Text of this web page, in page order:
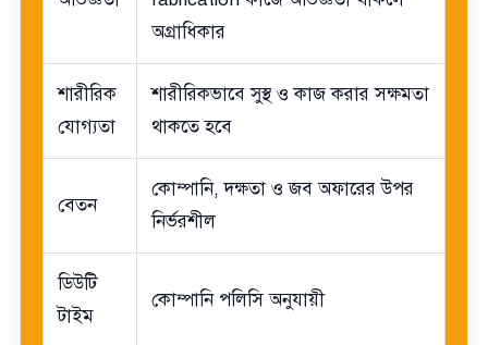
অগ্রাধিকার
শারীরিক
যোগ্যতা
শারীরিকভাবে সুস্থ ও কাজ করার সক্ষমতা
থাকতে হবে
বেতন
কোম্পানি, দক্ষতা ও জব অফারের উপর
নির্ভরশীল
ডিউটি
টাইম
কোম্পানি পলিসি অনুযায়ী